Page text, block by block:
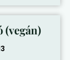
(vegán)